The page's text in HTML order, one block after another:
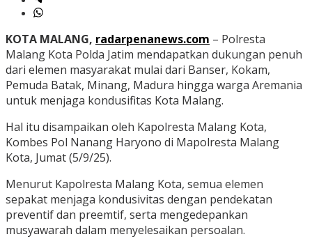
KOTA MALANG, radarpenanews.com – Polresta
Malang Kota Polda Jatim mendapatkan dukungan penuh
dari elemen masyarakat mulai dari Banser, Kokam,
Pemuda Batak, Minang, Madura hingga warga Aremania
untuk menjaga kondusifitas Kota Malang.
Hal itu disampaikan oleh Kapolresta Malang Kota,
Kombes Pol Nanang Haryono di Mapolresta Malang
Kota, Jumat (5/9/25).
Menurut Kapolresta Malang Kota, semua elemen
sepakat menjaga kondusivitas dengan pendekatan
preventif dan preemtif, serta mengedepankan
musyawarah dalam menyelesaikan persoalan.